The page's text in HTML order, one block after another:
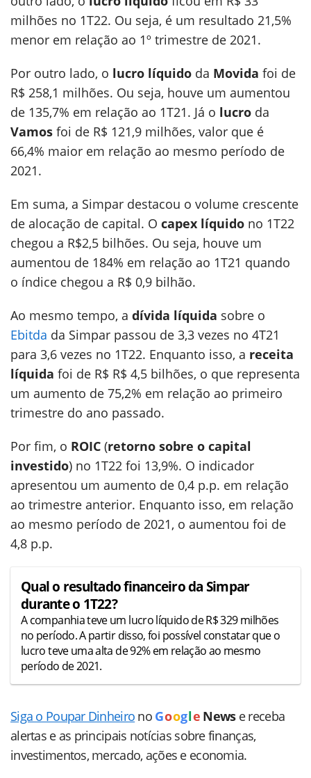
milhões no 1T22. Ou seja, é um resultado 21,5%
menor em relação ao 1º trimestre de 2021.
Por outro lado, o lucro líquido da Movida foi de
R$ 258,1 milhões. Ou seja, houve um aumentou
de 135,7% em relação ao 1T21. Já o lucro da
Vamos foi de R$ 121,9 milhões, valor que é
66,4% maior em relação ao mesmo período de
2021.
Em suma, a Simpar destacou o volume crescente
de alocação de capital. O capex líquido no 1T22
chegou a R$2,5 bilhões. Ou seja, houve um
aumentou de 184% em relação ao 1T21 quando
o índice chegou a R$ 0,9 bilhão.
Ao mesmo tempo, a dívida líquida sobre o
Ebitda da Simpar passou de 3,3 vezes no 4T21
para 3,6 vezes no 1T22. Enquanto isso, a receita
líquida foi de R$ R$ 4,5 bilhões, o que representa
um aumento de 75,2% em relação ao primeiro
trimestre do ano passado.
Por fim, o ROIC (retorno sobre o capital
investido) no 1T22 foi 13,9%. O indicador
apresentou um aumento de 0,4 p.p. em relação
ao trimestre anterior. Enquanto isso, em relação
ao mesmo período de 2021, o aumentou foi de
4,8 p.p.
Qual o resultado financeiro da Simpar
durante o 1T22?
A companhia teve um lucro líquido de R$ 329 milhões
no período. A partir disso, foi possível constatar que o
lucro teve uma alta de 92% em relação ao mesmo
período de 2021.
Siga o Poupar Dinheiro no Goog le News e receba
alertas e as principais notícias sobre finanças,
investimentos, mercado, ações e economia.